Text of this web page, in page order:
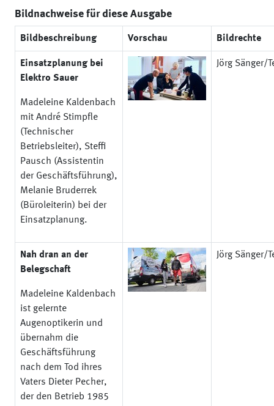
Bildnachweise für diese Ausgabe
Bildbeschreibung Vorschau Bildrechte
Einsatzplanung bei
Elektro Sauer
Madeleine Kaldenbach
mit André Stimpfle
(Technischer
Betriebsleiter), Steffi
Pausch (Assistentin
der Geschäftsführung),
Melanie Bruderrek
(Büroleiterin) bei der
Einsatzplanung.
Jörg Sänger/
Nah dran an der
Belegschaft
Madeleine Kaldenbach
ist gelernte
Augenoptikerin und
übernahm die
Geschäftsführung
nach dem Tod ihres
Vaters Dieter Pecher,
der den Betrieb 1985
Jörg Sänger/